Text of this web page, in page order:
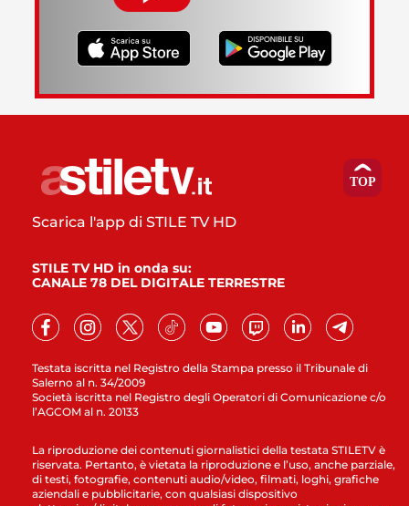
Testata iscritta nel Registro della Stampa presso il Tribunale di
Salerno al n. 34/2009
Società iscritta nel Registro degli Operatori di Comunicazione c/o
l’AGCOM al n. 20133
Scarica l'app di STILE TV HD
STILE TV HD in onda su:
CANALE 78 DEL DIGITALE TERRESTRE
La riproduzione dei contenuti giornalistici della testata STILETV è
riservata. Pertanto, è vietata la riproduzione e l’uso, anche parziale,
di testi, fotografie, contenuti audio/video, filmati, loghi, grafiche
aziendali e pubblicitarie, con qualsiasi dispositivo